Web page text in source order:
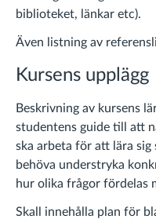
biblioteket, länkar etc).
Även listning av
Kursens upplägg
Beskrivning av kursens
studentens guide till att
ska arbeta för att lära sig
behöva understryka
hur olika frågor fördelas
Skall innehålla plan för